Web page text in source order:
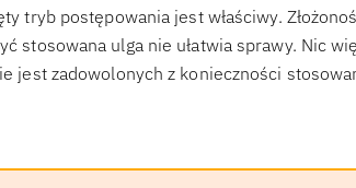
tryb postępowania jest właściwy.
stosowana ulga nie ułatwia sprawy. Nic
jest zadowolonych z konieczności